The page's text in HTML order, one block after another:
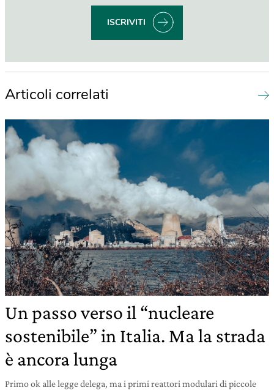
ISCRIVITI
Articoli correlati
Un passo verso il “nucleare
sostenibile” in Italia. Ma la strada
è ancora lunga
Primo ok alle legge delega, ma i primi reattori modulari di piccole